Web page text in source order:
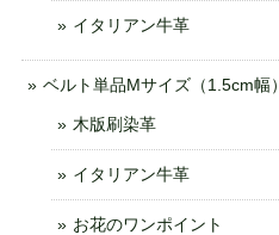
イタリアン牛革
ベルト単品Mサイズ（1.5cm幅）
木版刷染革
イタリアン牛革
お花のワンポイント